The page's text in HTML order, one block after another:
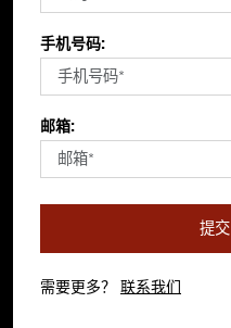
手机号码:
邮箱:
提交
需要更多？ 联系我们